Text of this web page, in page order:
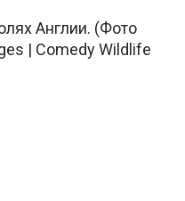
Англии. (Фото
| Comedy Wildlife